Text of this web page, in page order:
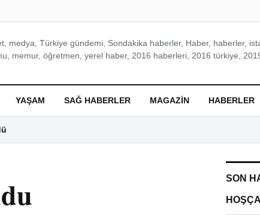
medya, Türkiye gündemi, Sondakika haberler, Haber, haberler,
memur, öğretmen, yerel haber, 2016 haberleri, 2016 türkiye,
YAŞAM SAĞ HABERLER MAGAZIN HABERLER
SON